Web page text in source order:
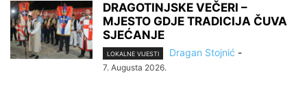
DRAGOTINJSKE VEČERI –
MJESTO GDJE TRADICIJA ČUVA
SJEĆANJE
LOKALNE VIJESTI Dragan Stojnić -
7. Augusta 2026.